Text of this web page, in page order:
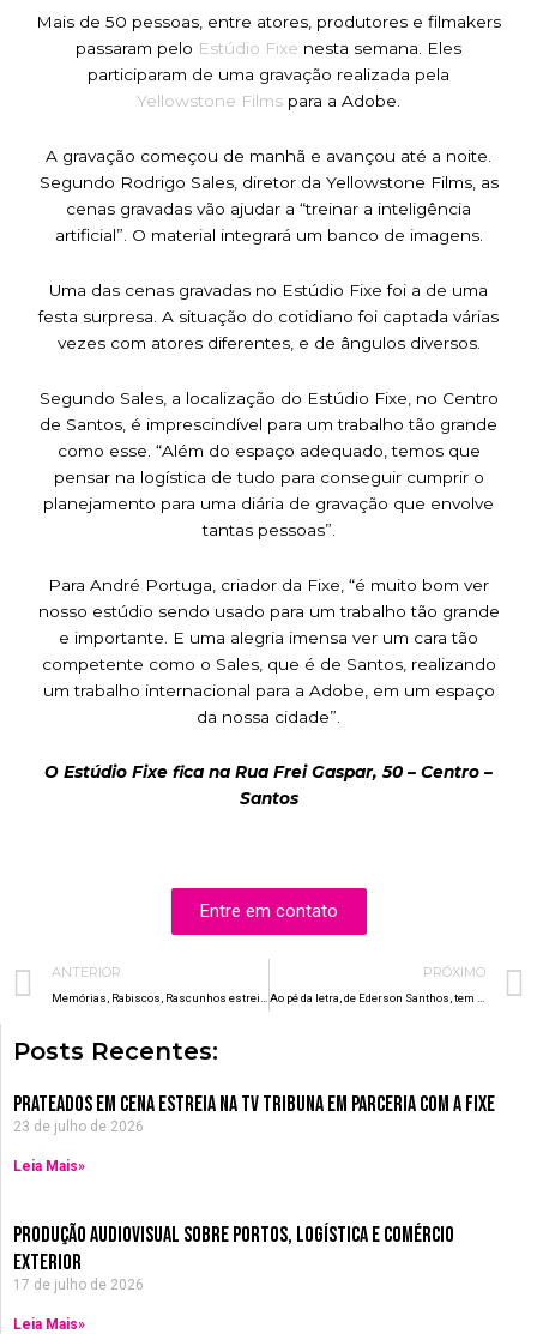
Mais de 50 pessoas, entre atores, produtores e filmakers
passaram pelo Estúdio Fixe nesta semana. Eles
participaram de uma gravação realizada pela
Yellowstone Films para a Adobe.
A gravação começou de manhã e avançou até a noite.
Segundo Rodrigo Sales, diretor da Yellowstone Films, as
cenas gravadas vão ajudar a “treinar a inteligência
artificial”. O material integrará um banco de imagens.
Uma das cenas gravadas no Estúdio Fixe foi a de uma
festa surpresa. A situação do cotidiano foi captada várias
vezes com atores diferentes, e de ângulos diversos.
Segundo Sales, a localização do Estúdio Fixe, no Centro
de Santos, é imprescindível para um trabalho tão grande
como esse. “Além do espaço adequado, temos que
pensar na logística de tudo para conseguir cumprir o
planejamento para uma diária de gravação que envolve
tantas pessoas”.
Para André Portuga, criador da Fixe, “é muito bom ver
nosso estúdio sendo usado para um trabalho tão grande
e importante. E uma alegria imensa ver um cara tão
competente como o Sales, que é de Santos, realizando
um trabalho internacional para a Adobe, em um espaço
da nossa cidade”.
O Estúdio Fixe fica na Rua Frei Gaspar, 50 – Centro –
Santos
Entre em contato
Prev
ANTERIOR PRÓXIMO
Posts Recentes:
Prateados em Cena estreia na TV Tribuna em parceria com a Fixe
23 de julho de 2026
Leia Mais»
Produção Audiovisual sobre Portos, Logística e Comércio
Exterior
17 de julho de 2026
Leia Mais»